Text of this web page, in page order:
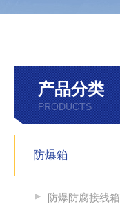
产品分类
PRODUCTS
防爆箱
防爆防腐接线箱